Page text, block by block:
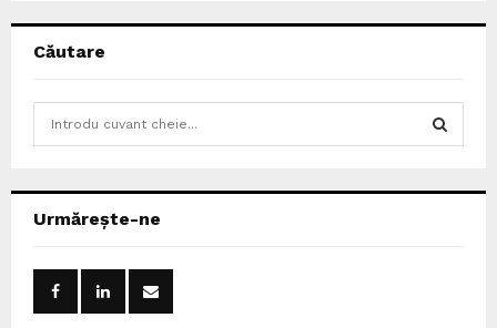
Căutare
h
Urmărește-ne